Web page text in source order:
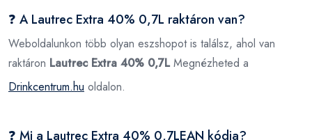
❓ A Lautrec Extra 40% 0,7L raktáron van?
Weboldalunkon több olyan eszshopot is találsz, ahol van
raktáron Lautrec Extra 40% 0,7LMegnézheted a
Drinkcentrum.hu oldalon.
❓ Mi a Lautrec Extra 40% 0,7LEAN kódja?